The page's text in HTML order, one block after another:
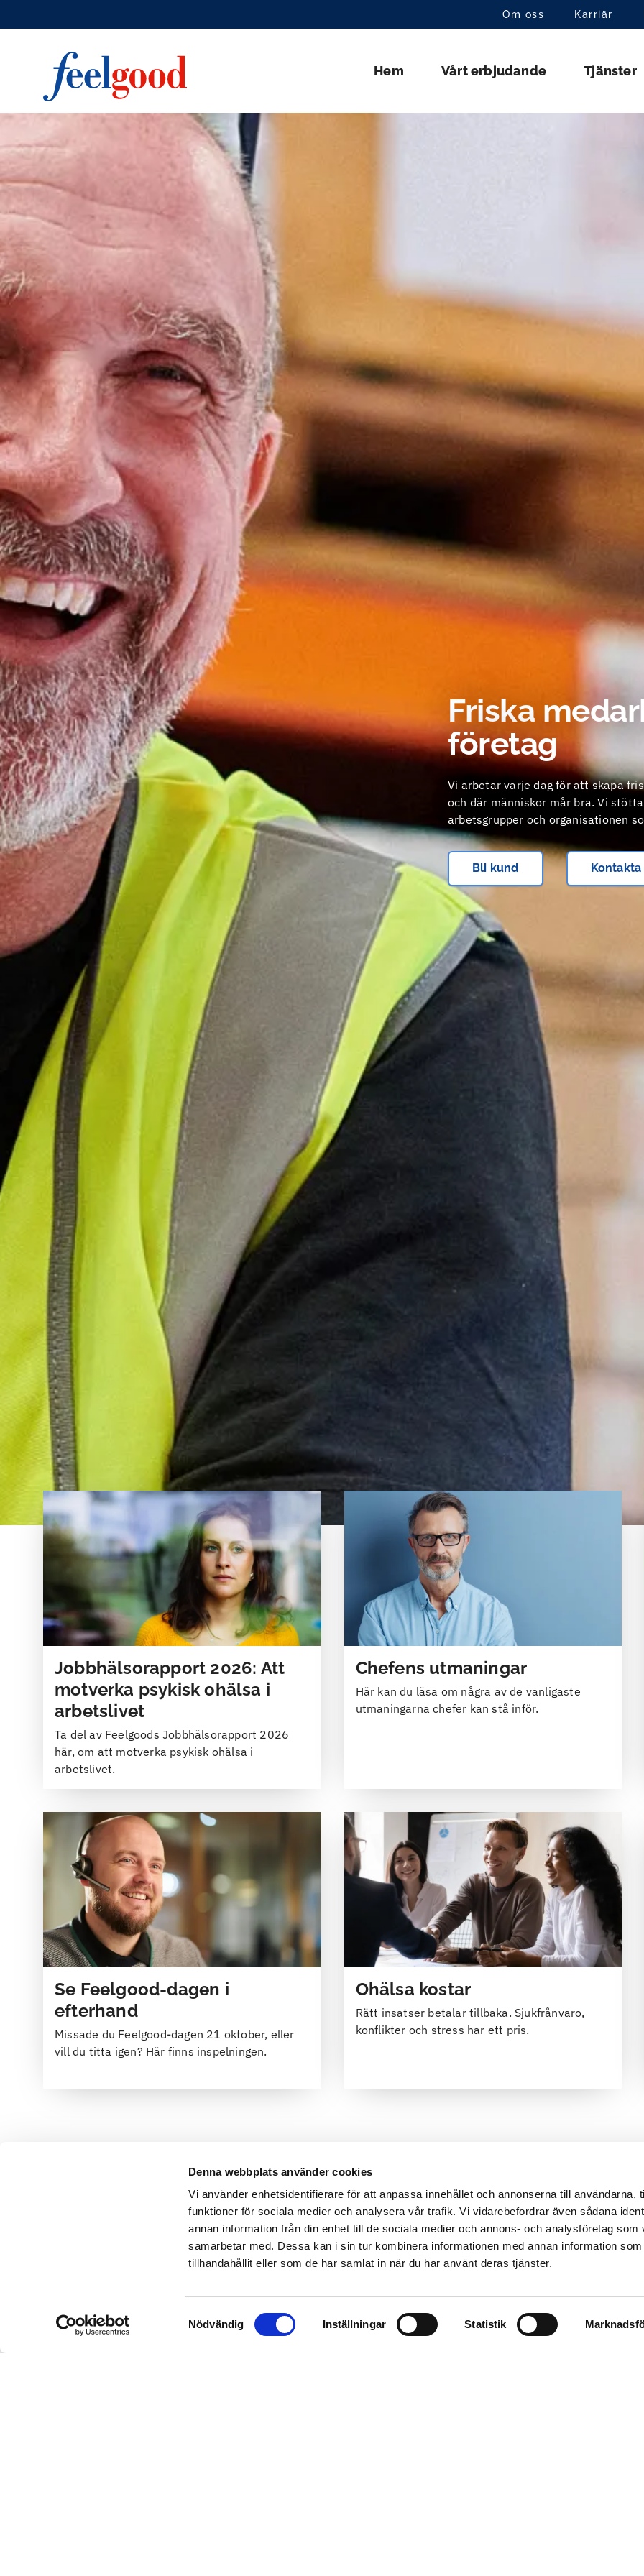
Denna webbplats använder cookies
Vi använder enhetsidentifierare för att anpassa innehållet och annonserna till användarna,
funktioner för sociala medier och analysera vår trafik. Vi vidarebefordrar även sådana
annan information från din enhet till de sociala medier och annons- och analysföretag som
samarbetar med. Dessa kan i sin tur kombinera informationen med annan information
tillhandahållit eller som de har samlat in när du har använt deras tjänster.
Samtyckesval
Nödvändig Inställningar Statistik
Om oss Karriär
Hem Vårt erbjudande Tjänster
Friska
företag
Vi arbetar varje dag för att skapa
och där människor mår bra. Vi
arbetsgrupper och organisationen
Bli kund Kontakta
Jobbhälsorapport 2026: Att
motverka psykisk ohälsa i
arbetslivet
Ta del av Feelgoods Jobbhälsorapport 2026
här, om att motverka psykisk ohälsa i
arbetslivet.
Chefens utmaningar
Här kan du läsa om några av de vanligaste
utmaningarna chefer kan stå inför.
Se Feelgood-dagen i
efterhand
Missade du Feelgood-dagen 21 oktober, eller
vill du titta igen? Här finns inspelningen.
Ohälsa kostar
Rätt insatser betalar tillbaka. Sjukfrånvaro,
konflikter och stress har ett pris.
Så hanterar du
I många organisationer tar
individärendena väldigt mycket
levererar. En person som
återkommande ifrågasätter beslut.
En individ som återkommande